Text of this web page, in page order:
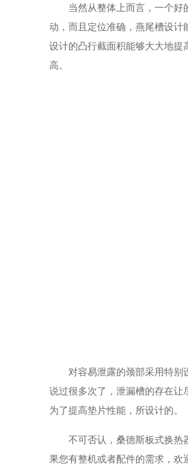
当然从整体上而言，一个
动，而且定位准确，燕尾槽设计
设计的凸行截面积能够大大地提
高。
对容易泄露的颈部采用特别
说过很多次了，泄漏槽的存在让
为了提高垫片性能，所设计的。
不可否认，桑德斯板式换热
果您有整机或者配件的需求，欢